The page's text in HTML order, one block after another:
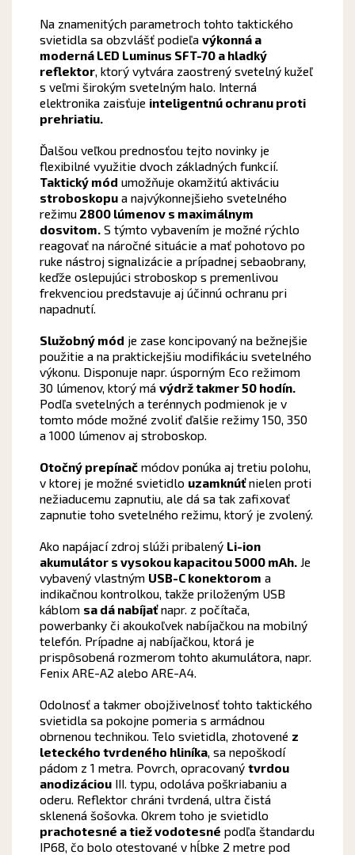
Na znamenitých parametroch tohto taktického
svietidla sa obzvlášť podieľa výkonná a
moderná LED Luminus SFT-70 a hladký
reflektor, ktorý vytvára zaostrený svetelný kužeľ
s veľmi širokým svetelným halo. Interná
elektronika zaisťuje inteligentnú ochranu proti
prehriatiu.
Ďalšou veľkou prednosťou tejto novinky je
flexibilné využitie dvoch základných funkcií.
Taktický mód umožňuje okamžitú aktiváciu
stroboskopua najvýkonnejšieho svetelného
režimu2800 lúmenov s maximálnym
dosvitom. S týmto vybavením je možné rýchlo
reagovať na náročné situácie a mať pohotovo po
ruke nástroj signalizácie a prípadnej sebaobrany,
keďže oslepujúci stroboskop s premenlivou
frekvenciou predstavuje aj účinnú ochranu pri
napadnutí.
Služobný mód je zase koncipovaný na bežnejšie
použitie a na praktickejšiu modifikáciu svetelného
výkonu. Disponuje napr. úsporným Eco režimom
30 lúmenov, ktorý má výdrž takmer 50 hodín.
Podľa svetelných a terénnych podmienok je v
tomto móde možné zvoliť ďalšie režimy 150, 350
a 1000 lúmenov aj stroboskop.
Otočný prepínačmódov ponúka aj tretiu polohu,
v ktorej je možné svietidlo uzamknúťnielen proti
nežiaducemu zapnutiu, ale dá sa tak zafixovať
zapnutie toho svetelného režimu, ktorý je zvolený.
Ako napájací zdroj slúži pribalený Li-ion
akumulátor s vysokou kapacitou 5000 mAh. Je
vybavený vlastným USB-C konektorom a
indikačnou kontrolkou, takže priloženým USB
káblom sa dá nabíjaťnapr. z počítača,
powerbanky či akoukoľvek nabíjačkou na mobilný
telefón. Prípadne aj nabíjačkou, ktorá je
prispôsobená rozmerom tohto akumulátora, napr.
Fenix ARE-A2 alebo ARE-A4.
Odolnosť a takmer obojživelnosť tohto taktického
svietidla sa pokojne pomeria s armádnou
obrnenou technikou. Telo svietidla, zhotovené z
leteckého tvrdeného hliníka, sa nepoškodí
pádom z 1 metra. Povrch, opracovaný tvrdou
anodizáciouIII. typu, odoláva poškriabaniu a
oderu. Reflektor chráni tvrdená, ultra čistá
sklenená šošovka. Okrem toho je svietidlo
prachotesné a tiež vodotesné podľa štandardu
IP68, čo bolo otestované v hĺbke 2 metre pod